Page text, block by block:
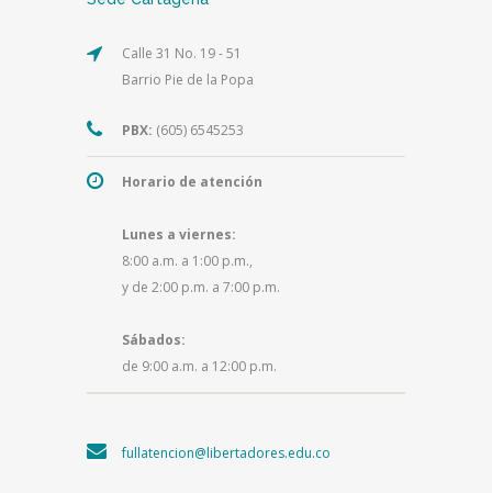
Calle 31 No. 19 - 51
Barrio Pie de la Popa
PBX: (605) 6545253
Horario de atención
Lunes a viernes:
8:00 a.m. a 1:00 p.m.,
y de 2:00 p.m. a 7:00 p.m.
Sábados:
de 9:00 a.m. a 12:00 p.m.
fullatencion@libertadores.edu.co